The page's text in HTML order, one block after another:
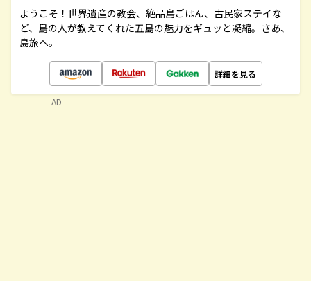
ようこそ！世界遺産の教会、絶品島ごはん、古民家ステイな
ど、島の人が教えてくれた五島の魅力をギュッと凝縮。さあ、
島旅へ。
詳細を見る
AD